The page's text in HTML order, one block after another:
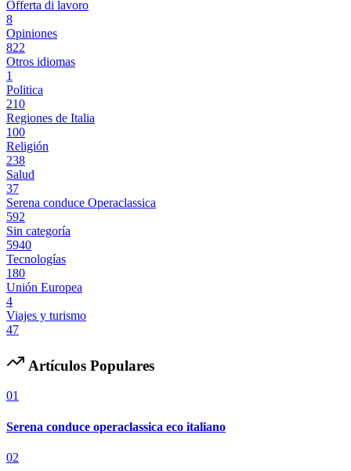
Offerta di lavoro
8
Opiniones
822
Otros idiomas
1
Politica
210
Regiones de Italia
100
Religión
238
Salud
37
Serena conduce Operaclassica
592
Sin categoría
5940
Tecnologías
180
Unión Europea
4
Viajes y turismo
47
Artículos Populares
01
Serena conduce operaclassica eco italiano
02